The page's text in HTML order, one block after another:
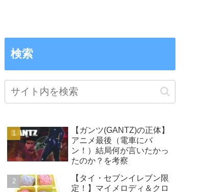
検索
【ガンツ(GANTZ)の正体】
アニメ最後（電車にバ
ン！）結局何が言いたかっ
たのか？を考察
【タイ・セブンイレブン限
定！】マイメロディ＆クロ